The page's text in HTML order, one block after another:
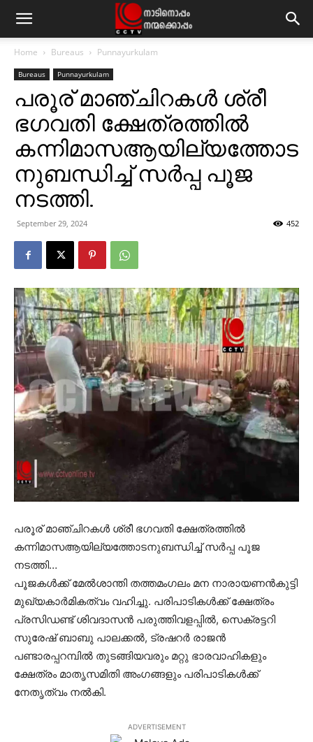
Home Bureaus Punnayurkulam
Bureaus Punnayurkulam
പരൂര് മാഞ്ചിറകള്‍ ശ്രീ
ഭഗവതി ക്ഷേത്രത്തില്‍
കന്നിമാസആയില്യത്തോട
നുബന്ധിച്ച് സര്‍പ്പ പൂജ
നടത്തി.
September 29, 2024 452
പരൂര് മാഞ്ചിറകള്‍ ശ്രീ ഭഗവതി ക്ഷേത്രത്തില്‍
കന്നിമാസആയില്യത്തോടനുബന്ധിച്ച് സര്‍പ്പ പൂജ
നടത്തി…
പൂജകള്‍ക്ക് മേല്‍ശാന്തി തത്തമംഗലം മന നാരായണന്‍കുട്ടി
മുഖ്യകാര്‍മികത്വം വഹിച്ചു. പരിപാടികള്‍ക്ക് ക്ഷേത്രം
പ്രസിഡണ്ട് ശിവദാസന്‍ പരുത്തിവളപ്പില്‍, സെക്രട്ടറി
സുരേഷ് ബാബു പാലക്കല്‍, ട്രഷറര്‍ രാജന്‍
പണ്ടാരപ്പറമ്പില്‍ തുടങ്ങിയവരും മറ്റു ഭാരവാഹികളും
ക്ഷേത്രം മാതൃസമിതി അംഗങ്ങളും പരിപാടികള്‍ക്ക്
നേതൃത്വം നല്‍കി.
ADVERTISEMENT